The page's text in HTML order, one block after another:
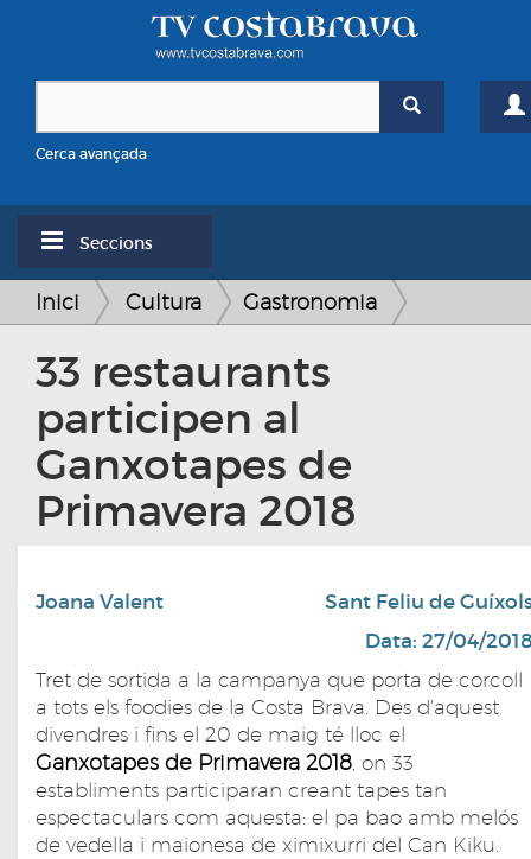
Cerca avançada
Seccions
Inici Cultura Gastronomia
33 restaurants
participen al
Ganxotapes de
Primavera 2018
Joana Valent
Sant Feliu de
Data: 27/04/
Tret de sortida a la campanya que porta de corcoll
a tots els foodies de la Costa Brava. Des d'aquest
divendres i fins el 20 de maig té lloc el
Ganxotapes de Primavera 2018, on 33
establiments participaran creant tapes tan
espectaculars com aquesta: el pa bao amb melós
de vedella i maionesa de ximixurri del Can Kiku.